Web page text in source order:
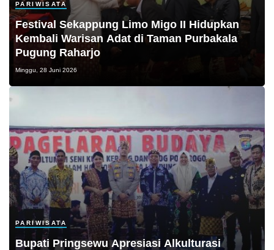
PARIWISATA
Festival Sekappung Limo Migo II Hidupkan
Kembali Warisan Adat di Taman Purbakala
Pugung Raharjo
Minggu, 28 Juni 2026
PARIWISATA
Bupati Pringsewu Apresiasi Alkulturasi